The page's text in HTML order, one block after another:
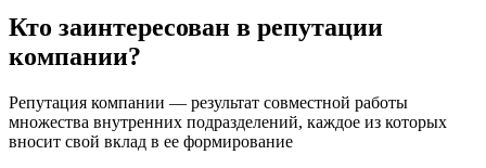
Кто заинтересован в репутации
компании?
Репутация компании — результат совместной работы
множества внутренних подразделений, каждое из которых
вносит свой вклад в ее формирование